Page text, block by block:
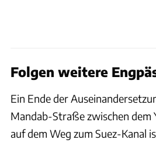
Folgen weitere
Ein Ende der
Mandab-Straße zwischen dem
auf dem Weg zum Suez-Kanal